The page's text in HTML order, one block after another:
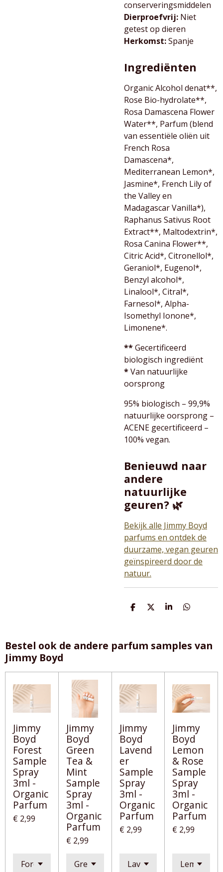
conserveringsmiddelen
Dierproefvrij: Niet
getest op dieren
Herkomst:Spanje
Ingrediënten
Organic Alcohol denat**,
Rose Bio-hydrolate**,
Rosa Damascena Flower
Water**, Parfum (blend
van essentiële oliën uit
French Rosa
Damascena*,
Mediterranean Lemon*,
Jasmine*, French Lily of
the Valley en
Madagascar Vanilla*),
Raphanus Sativus Root
Extract**, Maltodextrin*,
Rosa Canina Flower**,
Citric Acid*, Citronellol*,
Geraniol*, Eugenol*,
Benzyl alcohol*,
Linalool*, Citral*,
Farnesol*, Alpha-
Isomethyl Ionone*,
Limonene*.
**Gecertificeerd
biologisch ingrediënt
*Van natuurlijke
oorsprong
95% biologisch – 99,9%
natuurlijke oorsprong –
ACENE gecertificeerd –
100% vegan.
Benieuwd naar
andere
natuurlijke
geuren? 🌿
Bekijk alle Jimmy Boyd
parfums en ontdek de
duurzame, vegan geuren
geïnspireerd door de
natuur.
D
n
D
S
e
D
n
Bestel ook de andere parfum samples van
Jimmy Boyd
Jimmy
Boyd
Forest
Sample
Spray
3ml -
Organic
Parfum
€ 2,99
Jimmy
Boyd
Green
Tea &
Mint
Sample
Spray
3ml -
Organic
Parfum
€ 2,99
Jimmy
Boyd
Lavend
er
Sample
Spray
3ml -
Organic
Parfum
€ 2,99
Jimmy
Boyd
Lemon
& Rose
Sample
Spray
3ml -
Organic
Parfum
€ 2,99